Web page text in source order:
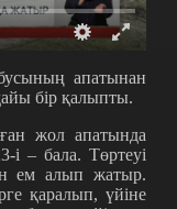
апатынан
бір қалыпты.
жол апатында
– бала. Төртеуі
ем алып жатыр.
қаралып, үйіне